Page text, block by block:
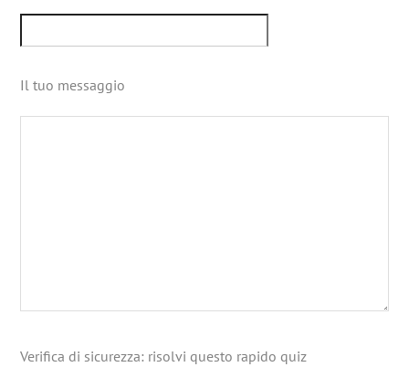
Il tuo messaggio
Verifica di sicurezza: risolvi questo rapido quiz